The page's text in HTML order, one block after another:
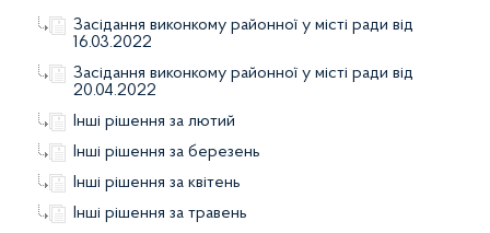
Засідання виконкому районної у місті ради від
16.03.2022
Засідання виконкому районної у місті ради від
20.04.2022
Інші рішення за лютий
Інші рішення за березень
Інші рішення за квітень
Інші рішення за травень